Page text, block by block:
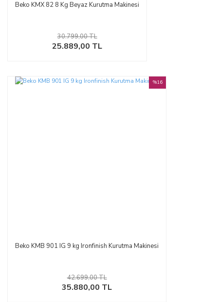
Beko KMX 82 8 Kg Beyaz Kurutma Makinesi
25.889,00 TL
30.799,00 TL
Beko KMB 901 IG 9 kg Ironfinish Kurutma Makinesi
%16
35.880,00 TL
42.699,00 TL